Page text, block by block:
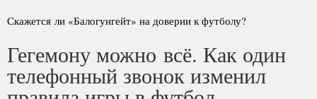
Скажется ли «Балогунгейт» на доверии к футболу?
Гегемону можно всё. Как один
телефонный звонок изменил